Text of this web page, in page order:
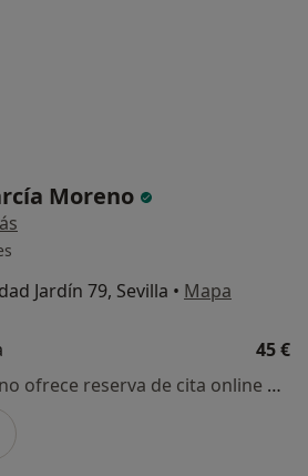
Moreno
Jardín 79, Sevilla • Mapa
45 €
Este especialista no ofrece reserva de cita online en esta dirección.